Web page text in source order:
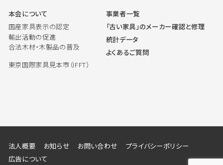
本会について
国産家具表示の認定
輸出活動の促進
合法木材・木製品の普及
東京国際家具見本市（IFFT）
事業者一覧
「古い家具」のメーカー確認と修理
統計データ
よくあるご質問
法人概要 お知らせ お問い合わせ
プライバシーポリシー
広告について